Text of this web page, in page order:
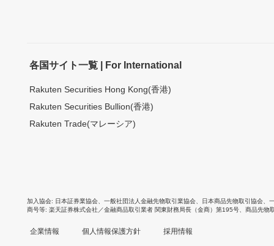
各国サイト一覧 | For International
Rakuten Securities Hong Kong(香港)
Rakuten Securities Bullion(香港)
Rakuten Trade(マレーシア)
加入協会 日本証券業協会 一般社団法人金融先物取引業協会 日本商品先物取引協会
商号等 楽天証券株式会社／金融商品取引業者 関東財務局長（金商）第195号、商品先物
企業情報 個人情報保護方針 採用情報